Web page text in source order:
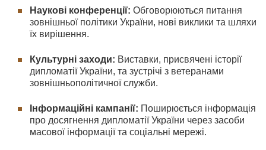
Наукові конференції: Обговорюються питання
зовнішньої політики України, нові виклики та шляхи
їх вирішення.
Культурні заходи: Виставки, присвячені історії
дипломатії України, та зустрічі з ветеранами
зовнішньополітичної служби.
Інформаційні кампанії: Поширюється інформація
про досягнення дипломатії України через засоби
масової інформації та соціальні мережі.